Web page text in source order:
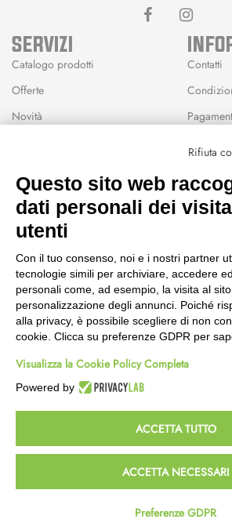
SERVIZI
Catalogo prodotti
Offerte
Novità
Wishlist
Contatti
CEP GREEN
Fanano (MO)
059 8676485
349 9202419
388 8659473
info@cepgreen.com
Orario
Dal lunedì al venerdì
8:00 – 12:30 / 13:30 - 19:00
8:30 – 12:30 / 15:30 - 19:00
© 2023 Powered & Designed by
Termini e Condizioni
Rifiuta
Questo sito web
dati personali dei
utenti
Con il tuo consenso, noi e i nostri partner
tecnologie simili per archiviare, accedere
personali come, ad esempio, la visita al
personalizzazione degli annunci. Poiché
alla privacy, è possibile scegliere di non
cookie. Clicca su preferenze GDPR per
Visualizza la Cookie Policy Completa
Powered by
ACCETTA TUTTO
ACCETTA NECESSARI
Preferenze GDPR